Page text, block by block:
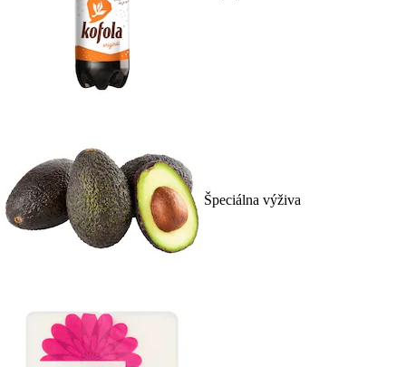
Špeciálna výživa